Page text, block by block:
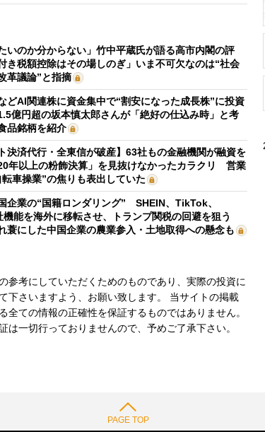
いのか分からない」竹中平蔵氏が語る高市内閣の評
税額控除はその場しのぎ」いま不可欠なのは“社会
革議論”と指摘
どAI関連株に資金集中で“割安になった成長株”に投資
億円超の坂本慎太郎さんが「絶好の仕込み時」と考
品銘柄を紹介
決済代行・全東信が破産】63社もの金融機関が融資を
年以上の粉飾決算」を見抜けなかったカラクリ 営業
車操業”の焦りも表出していた
企業の“国籍ロンダリング” SHEIN、TikTok、
能を海外に移転させ、トランプ関税の回避を狙う
蓑にした中国企業の農業参入・土地取得への懸念も
参考にしていただくためのものであり、実際の投資に
下さいますよう、お願い致します。 当サイトの掲載
ての情報の正確性を保証するものではありません。
一切行っておりませんので、予めご了承下さい。
PAGE TOP